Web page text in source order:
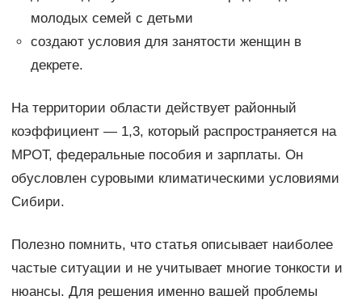
молодых семей с детьми
создают условия для занятости женщин в
декрете.
На территории области действует районный
коэффициент — 1,3, который распространяется на
МРОТ, федеральные пособия и зарплаты. Он
обусловлен суровыми климатическими условиями
Сибири.
Полезно помнить, что статья описывает наиболее
частые ситуации и не учитывает многие тонкости и
нюансы. Для решения именно вашей проблемы